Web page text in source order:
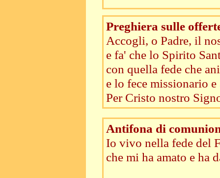
Preghiera sulle
Accogli, o Padre, il
e fa' che lo Spirito
con quella fede che
e lo fece missionario
Per Cristo nostro
Antifona di
Io vivo nella fede del
che mi ha amato e ha